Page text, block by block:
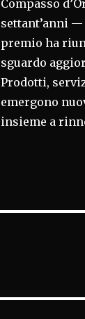
Compasso
settant’anni
premio ha
sguardo
Prodotti,
emergono
insieme a